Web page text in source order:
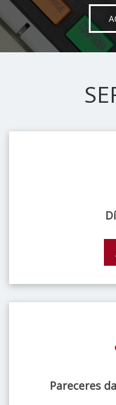
Pareceres